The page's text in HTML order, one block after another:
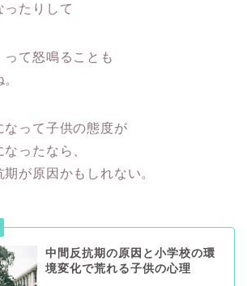
ったりして
って怒鳴ることも
なって子供の態度が
ったなら、
が原因かもしれない。
中間反抗期の原因と小学校の環
境変化で荒れる子供の心理